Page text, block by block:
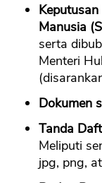
Manusia
serta
Menteri
Dokumen
Tanda
Meliputi
jpg, png,